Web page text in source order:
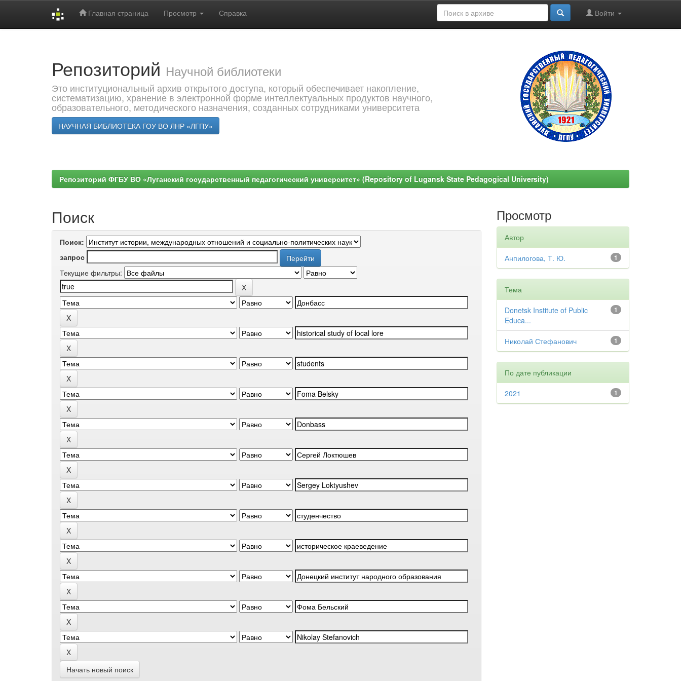
Главная страница Просмотр Справка Войти
Репозиторий Научной библиотеки
Это институциональный архив открытого доступа, который обеспечивает накопление,
систематизацию, хранение в электронной форме интеллектуальных продуктов научного,
образовательного, методического назначения, созданных сотрудниками университета
НАУЧНАЯ БИБЛИОТЕКА ГОУ ВО ЛНР «ЛГПУ»
Репозиторий ФГБУ ВО «Луганский государственный педагогический университет» (Repository of Lugansk State Pedagogical University)
Поиск
Поиск:
запрос
Текущие фильтры:
Начать новый поиск
Просмотр
Автор
1
Анпилогова, Т. Ю.
Тема
1
Donetsk Institute of Public
Educa...
1
Николай Стефанович
По дате публикации
1
2021